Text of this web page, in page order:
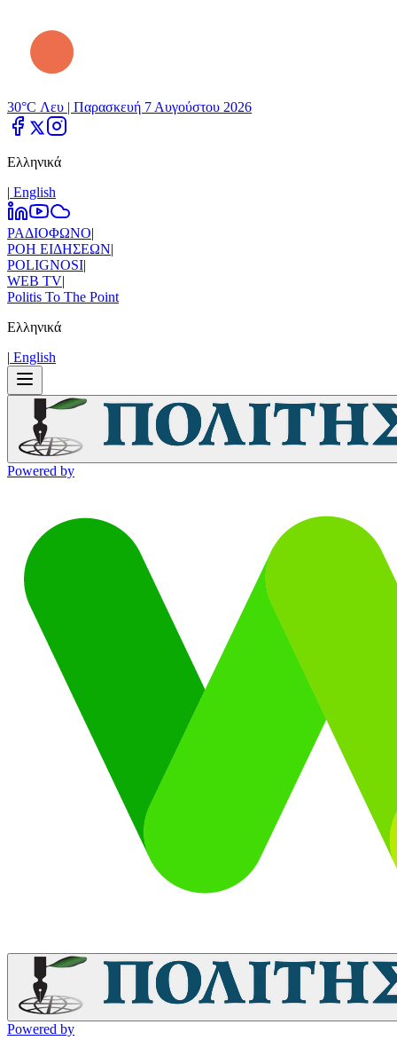
30°C Λευ | Παρασκευή 7 Αυγούστου 2026
Ελληνικά
| Εnglish
ΡΑΔΙΟΦΩΝΟ|
ΡΟΗ ΕΙΔΗΣΕΩΝ|
POLIGNOSI|
WEB TV|
Politis To The Point
Ελληνικά
| Εnglish
Powered by
Powered by